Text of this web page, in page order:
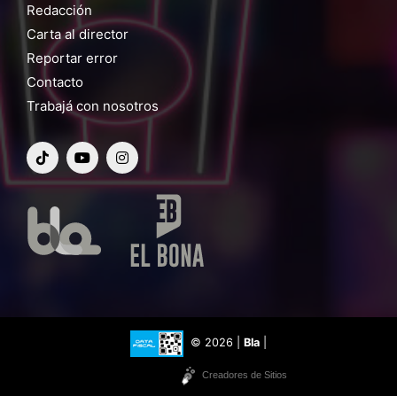
Redacción
Carta al director
Reportar error
Contacto
Trabajá con nosotros
© 2026 | Bla
Creadores de Sitios